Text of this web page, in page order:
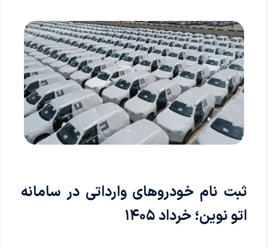
ثبت نام خودروهای وارداتی در سامانه
اتو نوین؛ خرداد ۱۴۰۵